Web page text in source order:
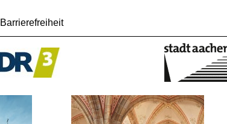
Barrierefreiheit